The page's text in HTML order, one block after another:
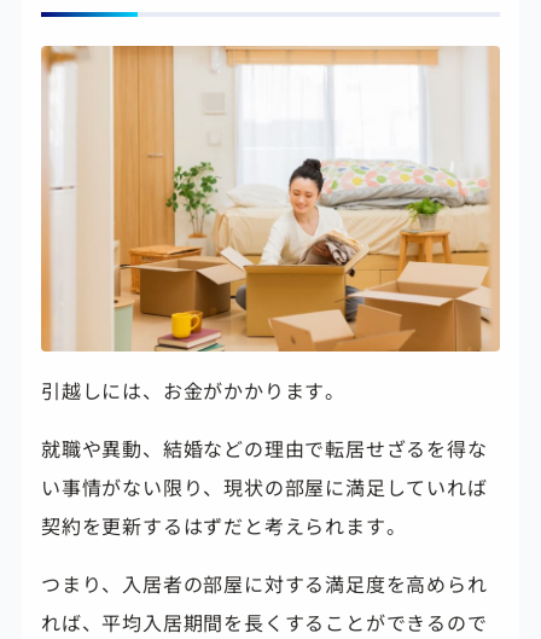
引越しには、お金がかかります。
就職や異動、結婚などの理由で転居せざるを得な
い事情がない限り、現状の部屋に満足していれば
契約を更新するはずだと考えられます。
つまり、入居者の部屋に対する満足度を高められ
れば、平均入居期間を長くすることができるので